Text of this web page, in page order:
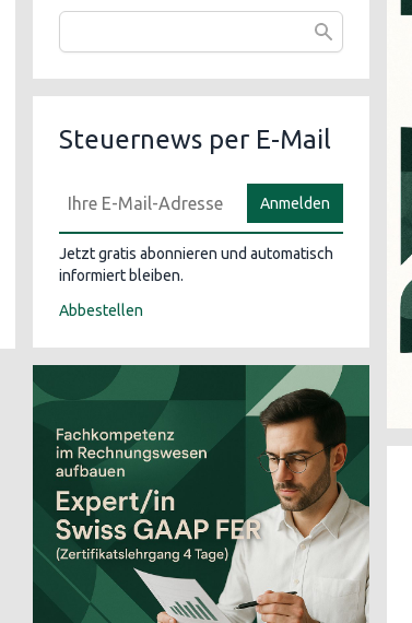
Steuernews per E-Mail
Anmelden
Jetzt gratis abonnieren und automatisch
informiert bleiben.
Abbestellen